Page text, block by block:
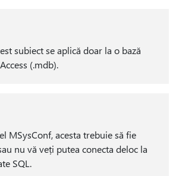
subiect se aplică doar la o bază
(.mdb).
MSysConf, acesta trebuie să fie
nu vă veți putea conecta deloc la
SQL.